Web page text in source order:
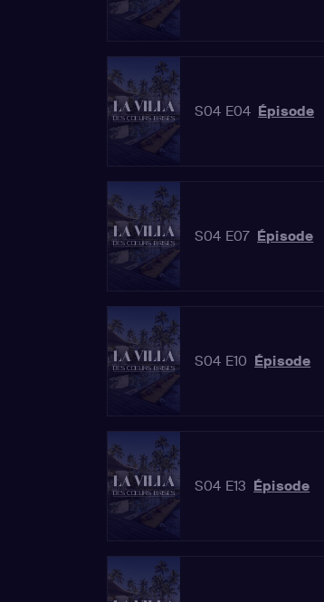
S04 E04 Épisode
S04 E07 Épisode
S04 E10 Épisode
S04 E13 Épisode